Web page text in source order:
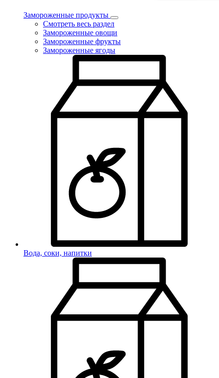
Замороженные продукты
Смотреть весь раздел
Замороженные овощи
Замороженные фрукты
Замороженные ягоды
Вода, соки, напитки